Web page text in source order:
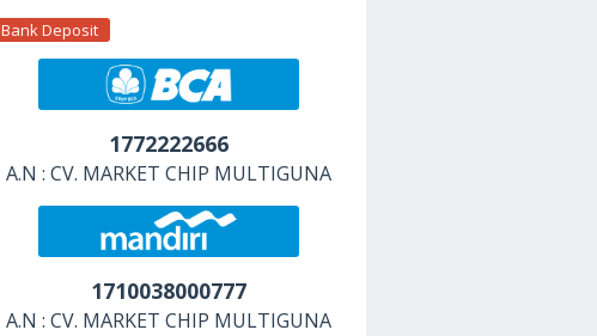
Bank Deposit
1772222666
A.N : CV. MARKET CHIP MULTIGUNA
1710038000777
A.N : CV. MARKET CHIP MULTIGUNA